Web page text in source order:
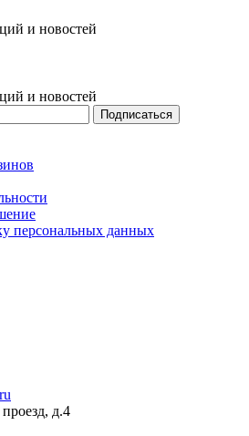
и новостей
и новостей
Подписаться
персональных данных
д.4